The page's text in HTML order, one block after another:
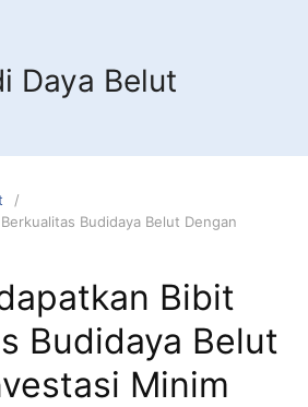
Daya Belut
Budidaya Belut Dengan
Bibit
Budidaya Belut
Minim